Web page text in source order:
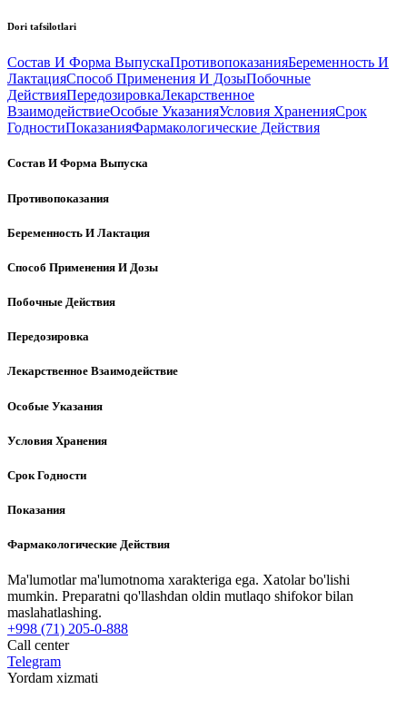
Dori tafsilotlari
Состав И Форма ВыпускаПротивопоказанияБеременность И
ЛактацияСпособ Применения И ДозыПобочные
ДействияПередозировкаЛекарственное
ВзаимодействиеОсобые УказанияУсловия ХраненияСрок
ГодностиПоказанияФармакологические Действия
Состав И Форма Выпуска
Противопоказания
Беременность И Лактация
Способ Применения И Дозы
Побочные Действия
Передозировка
Лекарственное Взаимодействие
Особые Указания
Условия Хранения
Срок Годности
Показания
Фармакологические Действия
Ma'lumotlar ma'lumotnoma xarakteriga ega. Xatolar bo'lishi
mumkin. Preparatni qo'llashdan oldin mutlaqo shifokor bilan
maslahatlashing.
+998 (71) 205-0-888
Call center
Telegram
Yordam xizmati